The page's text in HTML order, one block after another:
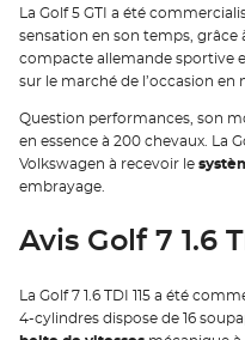
La Golf 5 GTI a été
sensation en son temps, grâce
compacte allemande sportive
sur le marché de l’occasion en
Question performances, son
en essence à 200 chevaux. La
Volkswagen à recevoir le
embrayage.
Avis Golf 7 1.6
La Golf 7 1.6 TDI 115 a été
4-cylindres dispose de 16